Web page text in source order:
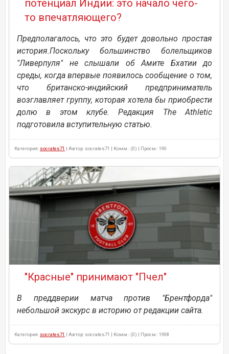
потенциал Индии: это начало чего-
то впечатляющего?
Предполагалось, что это будет довольно простая
история.Поскольку большинство болельщиков
"Ливерпуля" не слышали об Амите Бхатии до
среды, когда впервые появилось сообщение о том,
что британско-индийский предприниматель
возглавляет группу, которая хотела бы приобрести
долю в этом клубе. Редакция The Athletic
подготовила вступительную статью.
Категория: socrates71 | Автор: socrates71 | Комм.: (0) | Просм.: 190
"Красные" принимают "Пчел"
В преддверии матча против "Брентфорда"
небольшой экскурс в историю от редакции сайта.
Категория: socrates71 | Автор: socrates71 | Комм.: (0) | Просм.: 1908